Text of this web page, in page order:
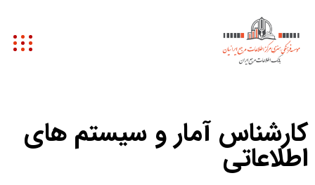
کارشناس آمار و سیستم های
اطلاعاتی